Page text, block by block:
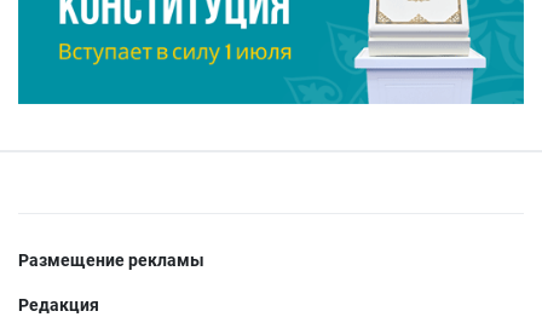
Размещение рекламы
Редакция